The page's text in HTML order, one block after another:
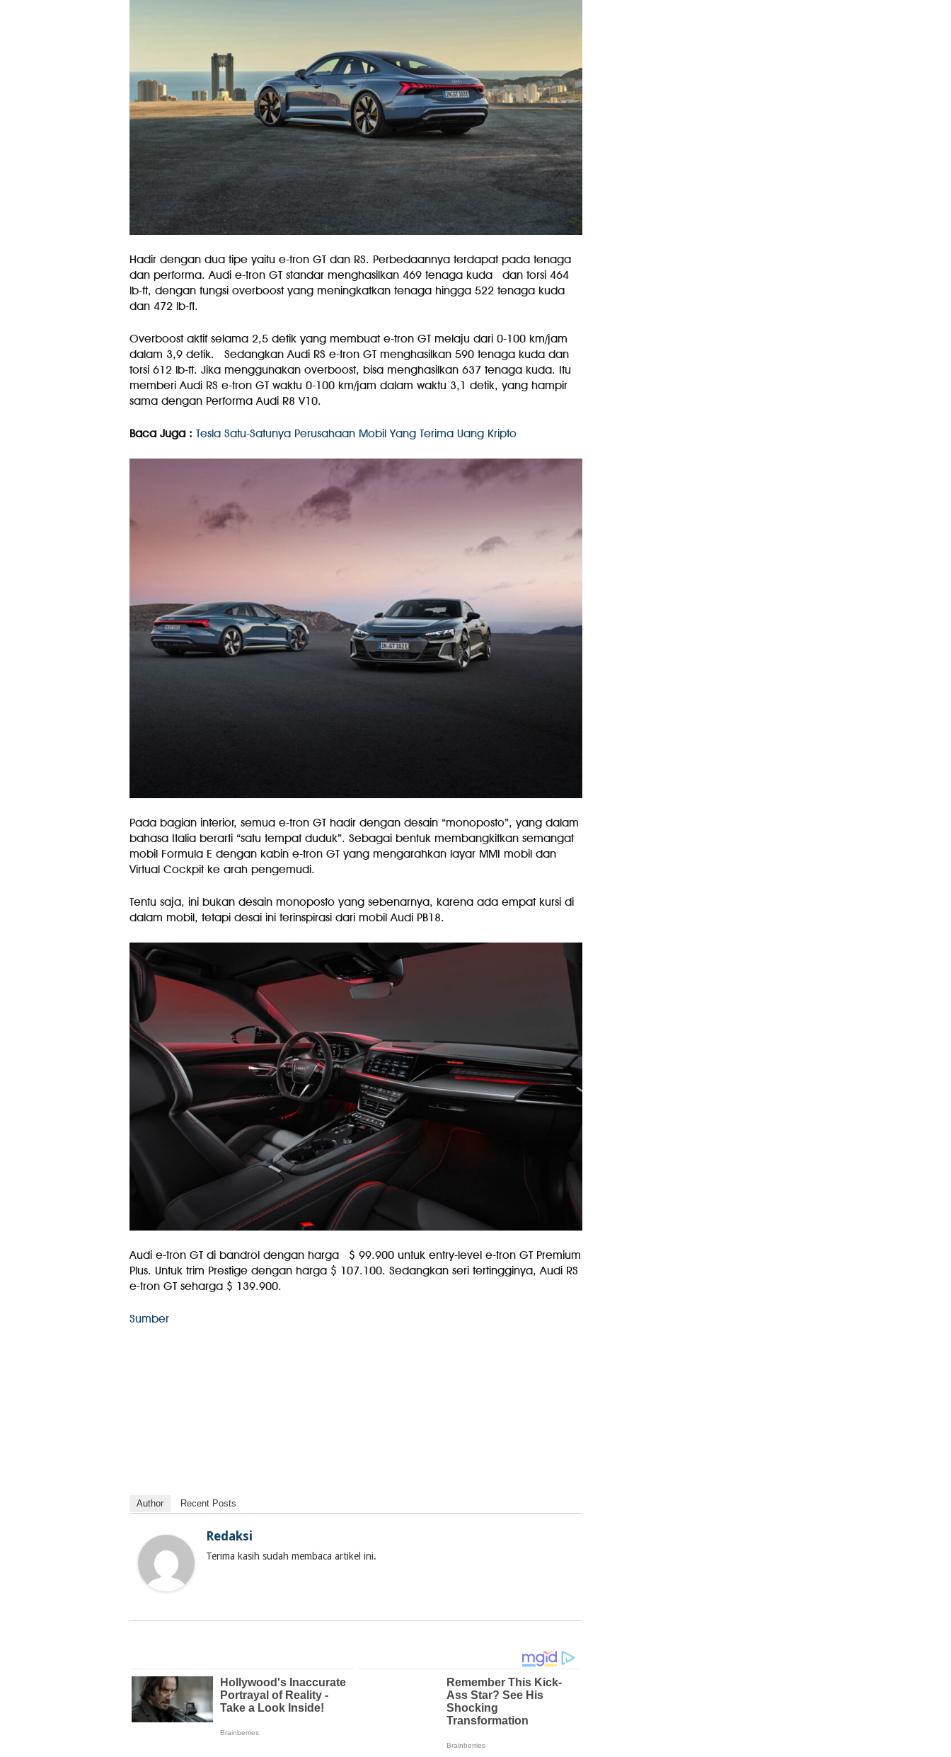
Hadir dengan dua tipe yaitu e-tron GT dan RS. Perbedaannya terdapat pada tenaga
dan performa. Audi e-tron GT standar menghasilkan 469 tenaga kuda dan torsi 464
lb-ft, dengan fungsi overboost yang meningkatkan tenaga hingga 522 tenaga kuda
dan 472 lb-ft.
Overboost aktif selama 2,5 detik yang membuat e-tron GT melaju dari 0-100 km/jam
dalam 3,9 detik. Sedangkan Audi RS e-tron GT menghasilkan 590 tenaga kuda dan
torsi 612 lb-ft. Jika menggunakan overboost, bisa menghasilkan 637 tenaga kuda. Itu
memberi Audi RS e-tron GT waktu 0-100 km/jam dalam waktu 3,1 detik, yang hampir
sama dengan Performa Audi R8 V10.
Baca Juga : Tesla Satu-Satunya Perusahaan Mobil Yang Terima Uang Kripto
Pada bagian interior, semua e-tron GT hadir dengan desain “monoposto”, yang dalam
bahasa Italia berarti “satu tempat duduk”. Sebagai bentuk membangkitkan semangat
mobil Formula E dengan kabin e-tron GT yang mengarahkan layar MMI mobil dan
Virtual Cockpit ke arah pengemudi.
Tentu saja, ini bukan desain monoposto yang sebenarnya, karena ada empat kursi di
dalam mobil, tetapi desai ini terinspirasi dari mobil Audi PB18.
Audi e-tron GT di bandrol dengan harga $ 99.900 untuk entry-level e-tron GT Premium
Plus. Untuk trim Prestige dengan harga $ 107.100. Sedangkan seri tertingginya, Audi RS
e-tron GT seharga $ 139.900.
Sumber
Author Recent Posts
Redaksi
Terima kasih sudah membaca artikel ini.